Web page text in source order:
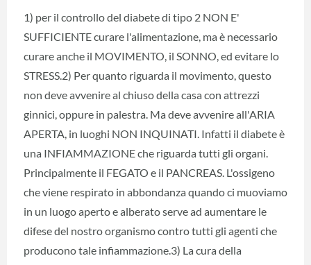
1) per il controllo del diabete di tipo 2 NON E'
SUFFICIENTE curare l'alimentazione, ma è necessario
curare anche il MOVIMENTO, il SONNO, ed evitare lo
STRESS.2) Per quanto riguarda il movimento, questo
non deve avvenire al chiuso della casa con attrezzi
ginnici, oppure in palestra. Ma deve avvenire all'ARIA
APERTA, in luoghi NON INQUINATI. Infatti il diabete è
una INFIAMMAZIONE che riguarda tutti gli organi.
Principalmente il FEGATO e il PANCREAS. L'ossigeno
che viene respirato in abbondanza quando ci muoviamo
in un luogo aperto e alberato serve ad aumentare le
difese del nostro organismo contro tutti gli agenti che
producono tale infiammazione.3) La cura della